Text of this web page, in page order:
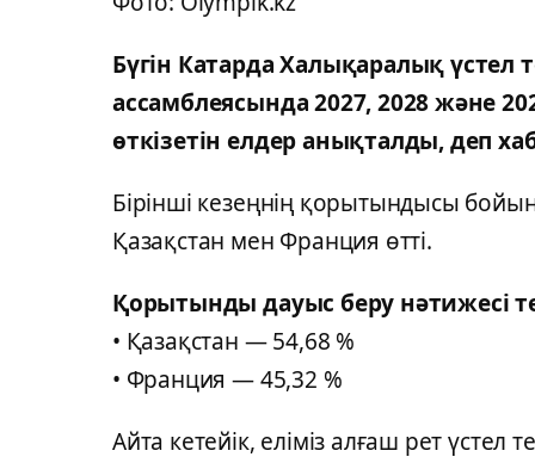
Бүгін Катарда Халықаралық үстел
ассамблеясында 2027, 2028 және
өткізетін елдер анықталды, деп
Бірінші кезеңнің қорытындысы
Қазақстан мен Франция өтті.
Қорытынды дауыс беру нәтижесі
• Қазақстан — 54,68 %
• Франция — 45,32 %
Айта кетейік, еліміз алғаш рет үстел